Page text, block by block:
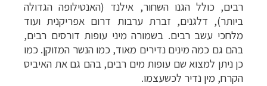
רבים, כולל הגנו השחור, אילנד (האנטילופה הגדולה
ביותר), דלגנים, זברת ערבות דרום אפריקנית ועוד
מלחכי עשב רבים. בשמורה מיני עופות דורסים רבים,
בהם גם כמה מינים נדירים מאוד, כמו הנשר המזוקן. כמו
כן ניתן למצוא שם עופות מים רבים, בהם גם את האיביס
הקרח, מין נדיר לכשעצמו.